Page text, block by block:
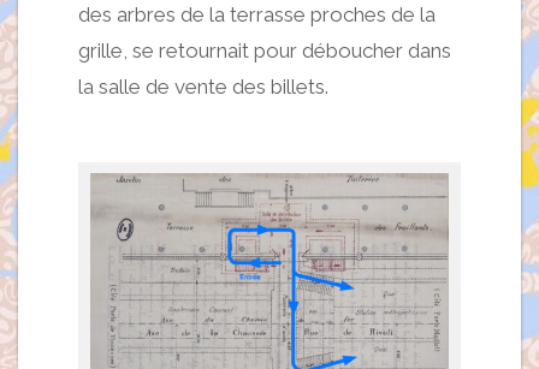
des arbres de la terrasse proches de la
grille, se retournait pour déboucher dans
la salle de vente des billets.